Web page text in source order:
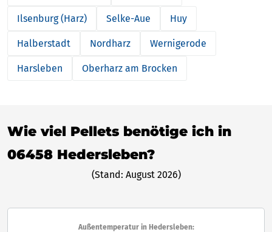
Ilsenburg (Harz) Selke-Aue Huy
Halberstadt Nordharz Wernigerode
Harsleben Oberharz am Brocken
Wie viel Pellets benötige ich in
06458 Hedersleben?
(Stand: August 2026)
Außentemperatur in Hedersleben: